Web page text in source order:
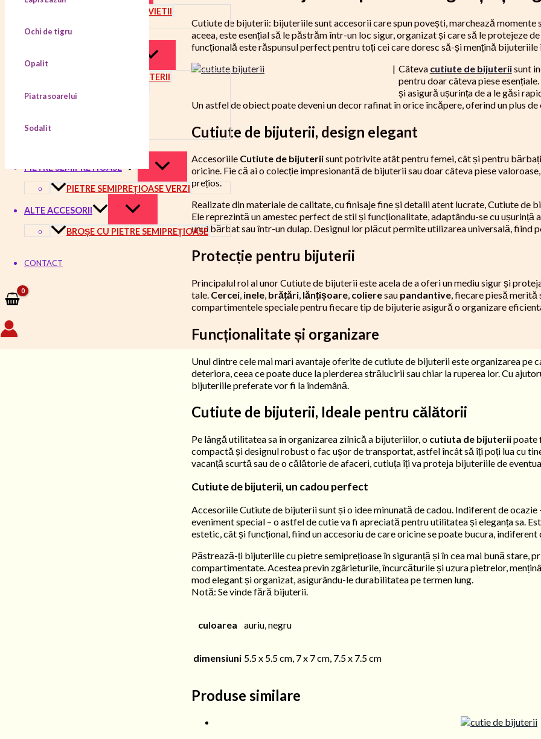
BIJUTERII FLOAREA VIETII
RADIESTEZIE
COMPONENTE BIJUTERII
LANTISOARE
PIETRE SEMIPRETIOASE
PIETRE SEMIPREȚIOASE VERZI
ALTE ACCESORII
BROȘE CU PIETRE SEMIPREȚIOASE
CONTACT
Ochi de tigru
Opalit
Piatra soarelui
Sodalit
Cutiute de bijuterii: bijuteriile sunt accesorii care spun povești, marchează momente
aceea, este esențial să le păstrăm într-un loc sigur, organizat și care să le protejeze
funcțională este răspunsul perfect pentru toți cei care doresc să-și mențină
| Câteva cutiute de bijuteriisunt
pentru doar câteva piese
și asigură ușurința de a le găsi
Un astfel de obiect poate deveni un decor rafinat în orice încăpere, oferind un plus
Cutiute de bijuterii, design elegant
Accesoriile Cutiute de bijuteriisunt potrivite atât pentru femei, cât și pentru
oricine. Fie că ai o colecție impresionantă de bijuterii sau doar câteva piese
prețios.
Realizate din materiale de calitate, cu finisaje fine și detalii atent lucrate, Cutiute de
Ele reprezintă un amestec perfect de stil și funcționalitate, adaptându-se cu
unui bărbat sau într-un dulap. Designul lor plăcut permite utilizarea universală,
Protecție pentru bijuterii
Principalul rol al unor Cutiute de bijuterii este acela de a oferi un mediu sigur și
tale. Cercei inele brățări lănțișoare colieresau pandantive , fiecare piesă
compartimentele speciale pentru fiecare tip de bijuterie asigură o organizare
Funcționalitate și organizare
Unul dintre cele mai mari avantaje oferite de cutiute de bijuterii este organizarea pe
deteriora, ceea ce poate duce la pierderea strălucirii sau chiar la ruperea lor. Cu
bijuteriile preferate vor fi la îndemână.
Cutiute de bijuterii, Ideale pentru călătorii
Pe lângă utilitatea sa în organizarea zilnică a bijuteriilor, o cutiuta de bijuteriipoate
compactă și designul robust o fac ușor de transportat, astfel încât să îți poți lua cu
vacanță scurtă sau de o călătorie de afaceri, cutiuța îți va proteja bijuteriile de
Cutiute de bijuterii, un cadou perfect
Accesoriile Cutiute de bijuterii sunt și o idee minunată de cadou. Indiferent de
eveniment special – o astfel de cutie va fi apreciată pentru utilitatea și eleganța sa.
estetic, cât și funcțional, fiind un accesoriu de care oricine se poate bucura, indiferent
Păstrează-ți bijuteriile cu pietre semiprețioase în siguranță și în cea mai bună stare,
compartimentate. Acestea previn zgârieturile, încurcăturile și uzura pietrelor,
mod elegant și organizat, asigurându-le durabilitatea pe termen lung.
Notă: Se vinde fără bijuterii.
culoarea auriu, negru
dimensiuni 5.5 x 5.5 cm, 7 x 7 cm, 7.5 x 7.5 cm
Produse similare